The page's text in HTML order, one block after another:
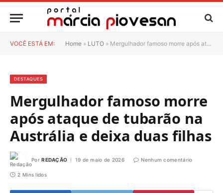
VOCÊ ESTÁ EM: Home » LUTO » Mergulhador famoso morre após ataque de tubarão na Austrália e deixa duas filhas
DESTAQUES
Mergulhador famoso morre
após ataque de tubarão na
Austrália e deixa duas filhas
Por REDAÇÃO 19 de maio de 2026 Nenhum comentário
2 Mins lidos